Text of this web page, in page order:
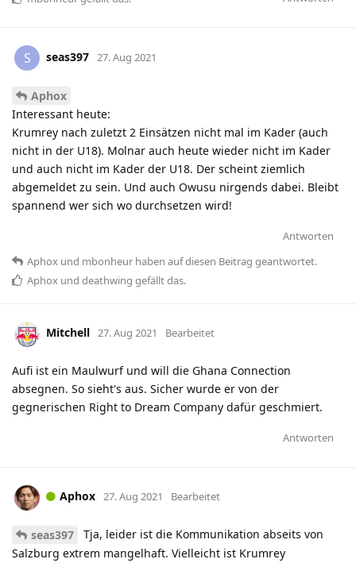
S seas397 27. Aug 2021
Aphox
Interessant heute:
Krumrey nach zuletzt 2 Einsätzen nicht mal im Kader (auch
nicht in der U18). Molnar auch heute wieder nicht im Kader
und auch nicht im Kader der U18. Der scheint ziemlich
abgemeldet zu sein. Und auch Owusu nirgends dabei. Bleibt
spannend wer sich wo durchsetzen wird!
Antworten
Aphox und mbonheur haben auf diesen Beitrag geantwortet.
Aphox und deathwing gefällt das.
Mitchell 27. Aug 2021 Bearbeitet
Aufi ist ein Maulwurf und will die Ghana Connection
absegnen. So sieht's aus. Sicher wurde er von der
gegnerischen Right to Dream Company dafür geschmiert.
Antworten
Aphox 27. Aug 2021 Bearbeitet
seas397
Tja, leider ist die Kommunikation abseits von
Salzburg extrem mangelhaft. Vielleicht ist Krumrey